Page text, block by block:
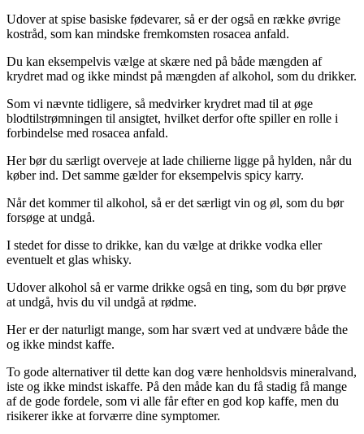
Udover at spise basiske fødevarer, så er der også en række øvrige
kostråd, som kan mindske fremkomsten rosacea anfald.
Du kan eksempelvis vælge at skære ned på både mængden af
krydret mad og ikke mindst på mængden af alkohol, som du drikker.
Som vi nævnte tidligere, så medvirker krydret mad til at øge
blodtilstrømningen til ansigtet, hvilket derfor ofte spiller en rolle i
forbindelse med rosacea anfald.
Her bør du særligt overveje at lade chilierne ligge på hylden, når du
køber ind. Det samme gælder for eksempelvis spicy karry.
Når det kommer til alkohol, så er det særligt vin og øl, som du bør
forsøge at undgå.
I stedet for disse to drikke, kan du vælge at drikke vodka eller
eventuelt et glas whisky.
Udover alkohol så er varme drikke også en ting, som du bør prøve
at undgå, hvis du vil undgå at rødme.
Her er der naturligt mange, som har svært ved at undvære både the
og ikke mindst kaffe.
To gode alternativer til dette kan dog være henholdsvis mineralvand,
iste og ikke mindst iskaffe. På den måde kan du få stadig få mange
af de gode fordele, som vi alle får efter en god kop kaffe, men du
risikerer ikke at forværre dine symptomer.